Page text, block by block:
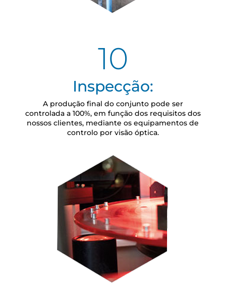
10
Inspecção:
A produção final do conjunto pode ser
controlada a 100%, em função dos requisitos dos
nossos clientes, mediante os equipamentos de
controlo por visão óptica.